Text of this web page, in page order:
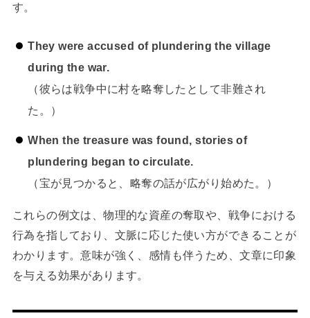
す。
They were accused of plundering the village
during the war.
（彼らは戦争中に村を略奪したとして非難され
た。）
When the treasure was found, stories of
plundering began to circulate.
（宝が見つかると、略奪の話が広がり始めた。）
これらの例文は、物理的な資産の奪取や、戦争における
行為を指しており、文脈に応じた使い方ができることが
わかります。意味が強く、感情も伴うため、文章に印象
を与える効果があります。